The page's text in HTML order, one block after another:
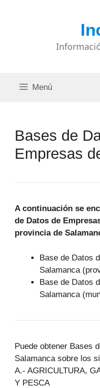
Menú
Bases de
Empresas
A continuación se
de Datos de
provincia de
Base de Datos
Salamanca
Base de Datos
Salamanca
Puede obtener Bases
Salamanca sobre los
A.- AGRICULTURA,
Y PESCA